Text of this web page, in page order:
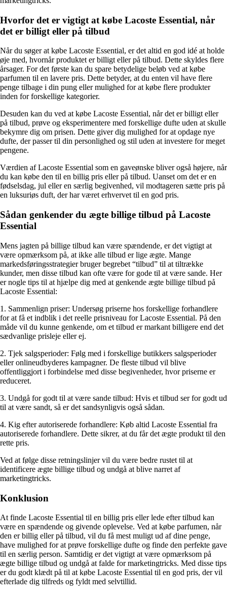
Hvorfor det er vigtigt at købe Lacoste Essential, når
det er billigt eller på tilbud
Når du søger at købe Lacoste Essential, er det altid en god idé at holde
øje med, hvornår produktet er billigt eller på tilbud. Dette skyldes flere
årsager. For det første kan du spare betydelige beløb ved at købe
parfumen til en lavere pris. Dette betyder, at du enten vil have flere
penge tilbage i din pung eller mulighed for at købe flere produkter
inden for forskellige kategorier.
Desuden kan du ved at købe Lacoste Essential, når det er billigt eller
på tilbud, prøve og eksperimentere med forskellige dufte uden at skulle
bekymre dig om prisen. Dette giver dig mulighed for at opdage nye
dufte, der passer til din personlighed og stil uden at investere for meget
pengene.
Værdien af Lacoste Essential som en gaveønske bliver også højere, når
du kan købe den til en billig pris eller på tilbud. Uanset om det er en
fødselsdag, jul eller en særlig begivenhed, vil modtageren sætte pris på
en luksuriøs duft, der har været erhvervet til en god pris.
Sådan genkender du ægte billige tilbud på Lacoste
Essential
Mens jagten på billige tilbud kan være spændende, er det vigtigt at
være opmærksom på, at ikke alle tilbud er lige ægte. Mange
markedsføringsstrategier bruger begrebet “tilbud” til at tiltrække
kunder, men disse tilbud kan ofte være for gode til at være sande. Her
er nogle tips til at hjælpe dig med at genkende ægte billige tilbud på
Lacoste Essential:
1. Sammenlign priser: Undersøg priserne hos forskellige forhandlere
for at få et indblik i det reelle prisniveau for Lacoste Essential. På den
måde vil du kunne genkende, om et tilbud er markant billigere end det
sædvanlige prisleje eller ej.
2. Tjek salgsperioder: Følg med i forskellige butikkers salgsperioder
eller onlineudbyderes kampagner. De fleste tilbud vil blive
offentliggjort i forbindelse med disse begivenheder, hvor priserne er
reduceret.
3. Undgå for godt til at være sande tilbud: Hvis et tilbud ser for godt ud
til at være sandt, så er det sandsynligvis også sådan.
4. Kig efter autoriserede forhandlere: Køb altid Lacoste Essential fra
autoriserede forhandlere. Dette sikrer, at du får det ægte produkt til den
rette pris.
Ved at følge disse retningslinjer vil du være bedre rustet til at
identificere ægte billige tilbud og undgå at blive narret af
marketingtricks.
Konklusion
At finde Lacoste Essential til en billig pris eller lede efter tilbud kan
være en spændende og givende oplevelse. Ved at købe parfumen, når
den er billig eller på tilbud, vil du få mest muligt ud af dine penge,
have mulighed for at prøve forskellige dufte og finde den perfekte gave
til en særlig person. Samtidig er det vigtigt at være opmærksom på
ægte billige tilbud og undgå at falde for marketingtricks. Med disse tips
er du godt klædt på til at købe Lacoste Essential til en god pris, der vil
efterlade dig tilfreds og fyldt med selvtillid.